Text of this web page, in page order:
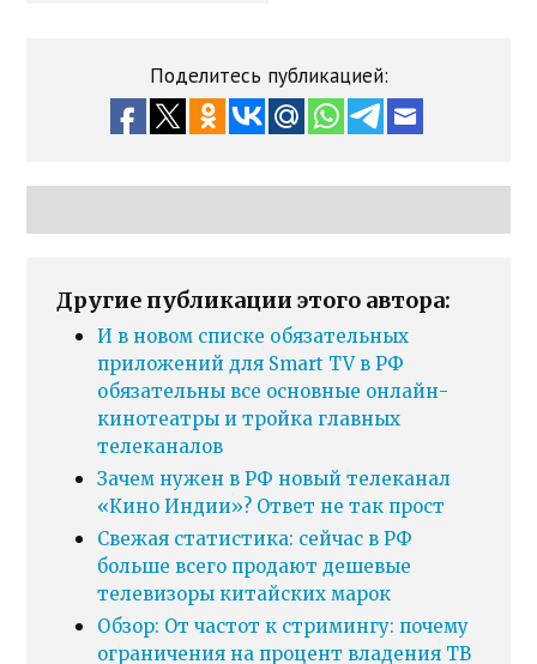
Поделитесь публикацией:
Другие публикации этого автора:
И в новом списке обязательных
приложений для Smart TV в РФ
обязательны все основные онлайн-
кинотеатры и тройка главных
телеканалов
Зачем нужен в РФ новый телеканал
«Кино Индии»? Ответ не так прост
Свежая статистика: сейчас в РФ
больше всего продают дешевые
телевизоры китайских марок
Обзор: От частот к стримингу: почему
ограничения на процент владения ТВ